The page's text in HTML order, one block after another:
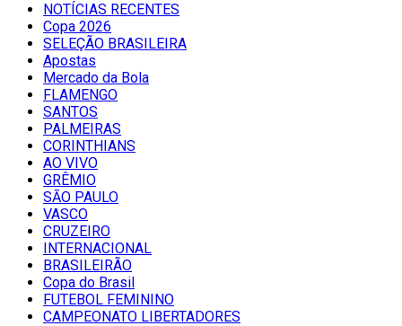
NOTÍCIAS RECENTES
Copa 2026
SELEÇÃO BRASILEIRA
Apostas
Mercado da Bola
FLAMENGO
SANTOS
PALMEIRAS
CORINTHIANS
AO VIVO
GRÊMIO
SĀO PAULO
VASCO
CRUZEIRO
INTERNACIONAL
BRASILEIRÃO
Copa do Brasil
FUTEBOL FEMININO
CAMPEONATO LIBERTADORES